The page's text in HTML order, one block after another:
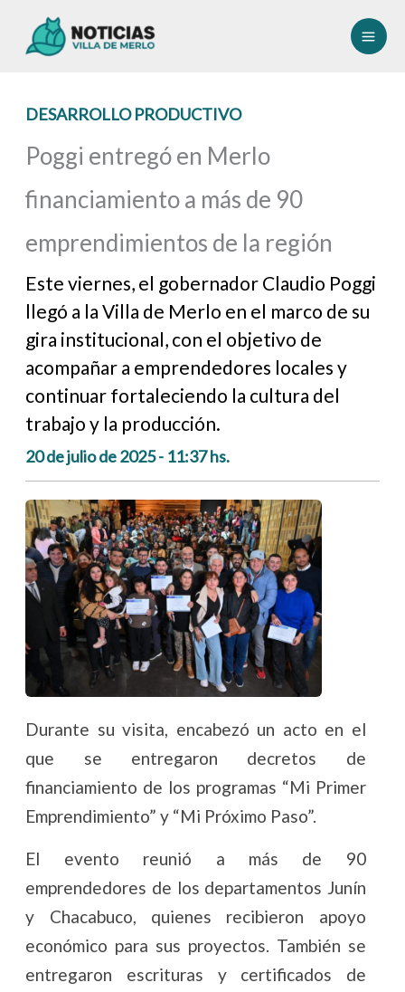
DESARROLLO PRODUCTIVO
Poggi entregó en Merlo
financiamiento a más de 90
emprendimientos de la región
Este viernes, el gobernador Claudio Poggi
llegó a la Villa de Merlo en el marco de su
gira institucional, con el objetivo de
acompañar a emprendedores locales y
continuar fortaleciendo la cultura del
trabajo y la producción.
20 de julio de 2025 - 11:37 hs.
Durante su visita, encabezó un acto en el
que se entregaron decretos de
financiamiento de los programas “Mi Primer
Emprendimiento” y “Mi Próximo Paso”.
El evento reunió a más de 90
emprendedores de los departamentos Junín
y Chacabuco, quienes recibieron apoyo
económico para sus proyectos. También se
entregaron escrituras y certificados de